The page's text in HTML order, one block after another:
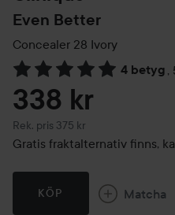
Even Better
Concealer 28 Ivory
4 betyg ,
Hoppa till Betyg &
338 kr
Rek. pris 375 kr
Rekommenderat pris 375 kr
Gratis fraktalternativ finns,
KÖP Matcha